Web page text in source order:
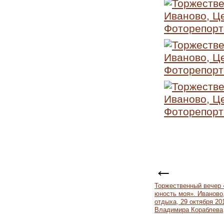
←
Торжественный
юность моя».
отдыха, 29 октября
Владимира Кораблева